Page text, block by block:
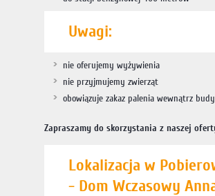
Uwagi:
nie oferujemy wyżywienia
nie przyjmujemy zwierząt
obowiązuje zakaz palenia wewnątrz
Zapraszamy do skorzystania z naszej
Lokalizacja w
- Dom Wczasowy